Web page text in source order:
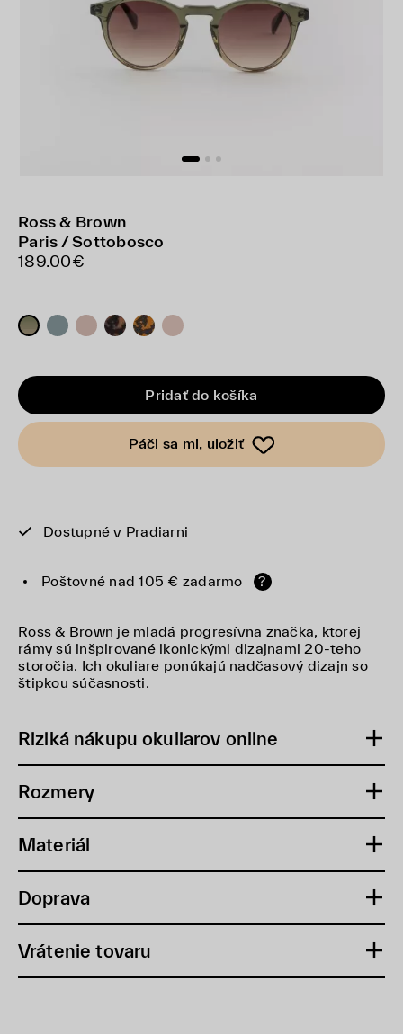
Ross & Brown
Paris / Sottobosco
189.00€
Pridať do košíka
Páči sa mi, uložiť
Dostupné v Pradiarni
Poštovné nad 105 € zadarmo ?
Ross & Brown je mladá progresívna značka, ktorej
rámy sú inšpirované ikonickými dizajnami 20-teho
storočia. Ich okuliare ponúkajú nadčasový dizajn so
štipkou súčasnosti.
Riziká nákupu okuliarov online
Rozmery
Materiál
Doprava
Vrátenie tovaru